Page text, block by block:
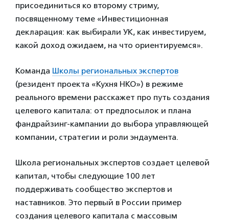
присоединиться ко второму стриму,
посвященному теме «Инвестиционная
декларация: как выбирали УК, как инвестируем,
какой доход ожидаем, на что ориентируемся».
Команда Школы региональных экспертов
(резидент проекта «Кухня НКО») в режиме
реального времени расскажет про путь создания
целевого капитала: от предпосылок и плана
фандрайзинг-кампании до выбора управляющей
компании, стратегии и роли эндаумента.
Школа региональных экспертов создает целевой
капитал, чтобы следующие 100 лет
поддерживать сообщество экспертов и
наставников. Это первый в России пример
создания целевого капитала с массовым